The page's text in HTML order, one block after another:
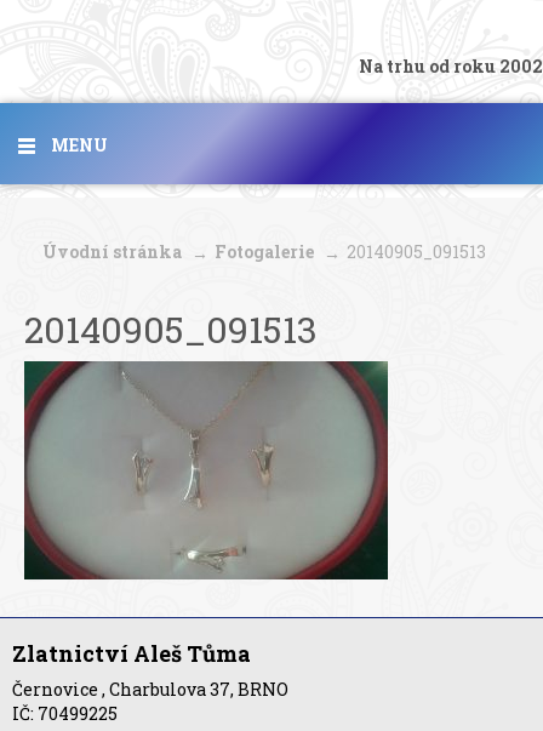
Na trhu od roku 2002
MENU
Úvodní stránka Fotogalerie 20140905_091513
20140905_091513
Zlatnictví Aleš Tůma
Černovice , Charbulova 37, BRNO
IČ: 70499225